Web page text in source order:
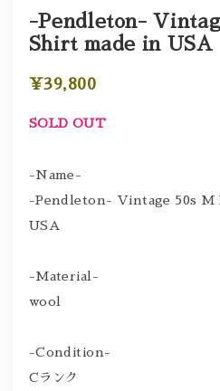
-Pendleton-
Shirt made in USA
¥39,800
SOLD OUT
-Name-
-Pendleton- Vintage 50s M
USA
-Material-
wool
-Condition-
Cランク